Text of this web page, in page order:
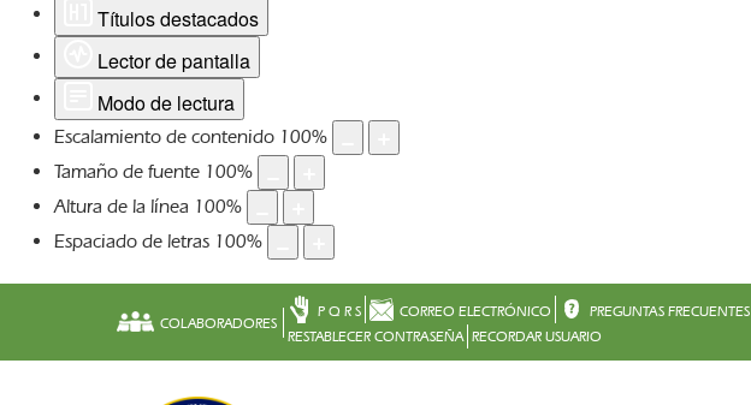
Títulos destacados
Lector de pantalla
Modo de lectura
Escalamiento de contenido 100%
Tamaño de fuente 100%
Altura de la línea 100%
Espaciado de letras 100%
COLABORADORES
P Q R S CORREO ELECTRÓNICO
PREGUNTAS FRECUENTES
RESTABLECER CONTRASEÑA RECORDAR USUARIO